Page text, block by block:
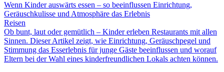
Wenn Kinder auswärts essen – so beeinflussen Einrichtung,
Geräuschkulisse und Atmosphäre das Erlebnis
Reisen
Ob bunt, laut oder gemütlich – Kinder erleben Restaurants mit allen
Sinnen. Dieser Artikel zeigt, wie Einrichtung, Geräuschpegel und
Stimmung das Esserlebnis für junge Gäste beeinflussen und worauf
Eltern bei der Wahl eines kinderfreundlichen Lokals achten können.